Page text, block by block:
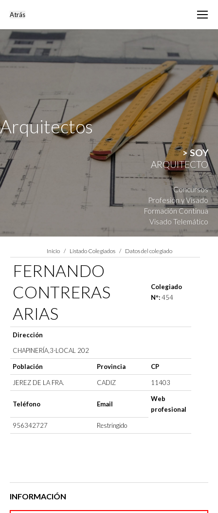
Arquitectos
> SOY
ARQUITECTO
Concursos
Profesión y Visado
Formación Continua
Visado Telemático
Estás aquí:
Inicio Listado Colegiados Datos del colegiado
FERNANDO
CONTRERAS
ARIAS
Colegiado
Nº:454
Dirección
CHAPINERÍA,3-LOCAL 202
Población Provincia CP
JEREZ DE LA FRA. CADIZ 11403
Teléfono Email
Web
profesional
956342727 Restringido
INFORMACIÓN